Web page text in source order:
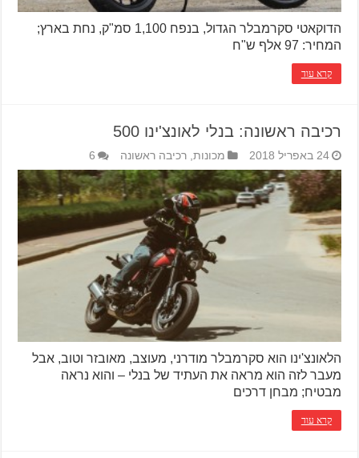
הדוקאטי סקרמבלר הגדול, בנפח 1,100 סמ"ק, נחת בארץ;
המחיר: 97 אלף ש"ח
קרא עוד
רכיבה ראשונה: בנלי לאונצ'ינו 500
24 באפריל 2018 מכונות,רכיבה ראשונה 6
הלאונצ'ינו הוא סקרמבלר מודרני, מעוצב, מאובזר וטוב, אבל
מעבר לזה הוא מראה את העתיד של בנלי – והוא נראה
מבטיח; מבחן דרכים
קרא עוד